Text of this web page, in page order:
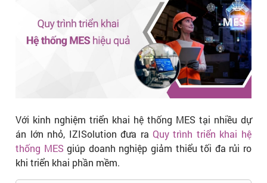
Với kinh nghiệm triển khai hệ thống MES tại nhiều dự
án lớn nhỏ, IZISolution đưa ra Quy trình triển khai hệ
thống MES giúp doanh nghiệp giảm thiểu tối đa rủi ro
khi triển khai phần mềm.